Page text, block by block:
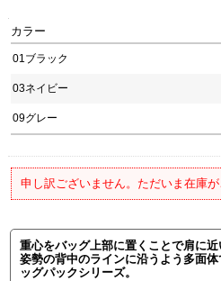
カラー
01ブラック
03ネイビー
09グレー
申し訳ございません。ただいま在庫が
重心をバッグ上部に置くことで肩に
姿勢の背中のラインに沿うよう多面
ッグパックシリーズ。